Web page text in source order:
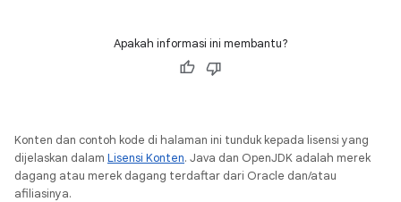
Apakah informasi ini membantu?
Konten dan contoh kode di halaman ini tunduk kepada lisensi yang
dijelaskan dalam Lisensi Konten. Java dan OpenJDK adalah merek
dagang atau merek dagang terdaftar dari Oracle dan/atau
afiliasinya.